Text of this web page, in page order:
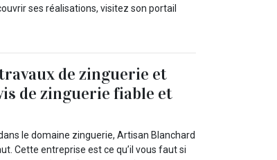
ses réalisations, visitez son portail
de zinguerie et
de zinguerie fiable et
le domaine zinguerie, Artisan Blanchard
Cette entreprise est ce qu’il vous faut si